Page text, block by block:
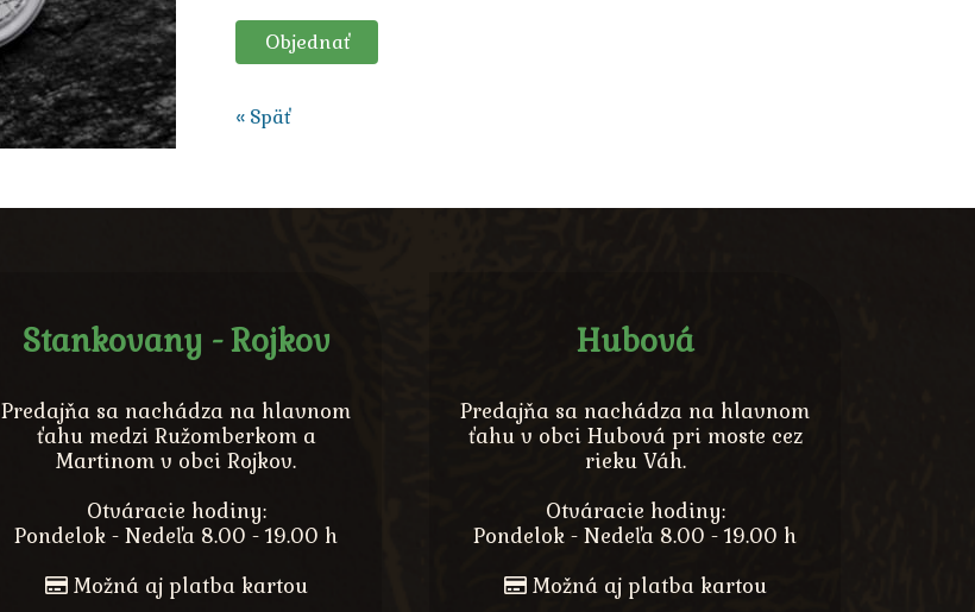
« Späť
Objednať
Stankovany - Rojkov
Predajňa sa nachádza na hlavnom
ťahu medzi Ružomberkom a
Martinom v obci Rojkov.
Otváracie hodiny:
Pondelok - Nedeľa 8.00 - 19.00 h
Možná aj platba kartou
Hubová
Predajňa sa nachádza na hlavnom
ťahu v obci Hubová pri moste cez
rieku Váh.
Otváracie hodiny:
Pondelok - Nedeľa 8.00 - 19.00 h
Možná aj platba kartou